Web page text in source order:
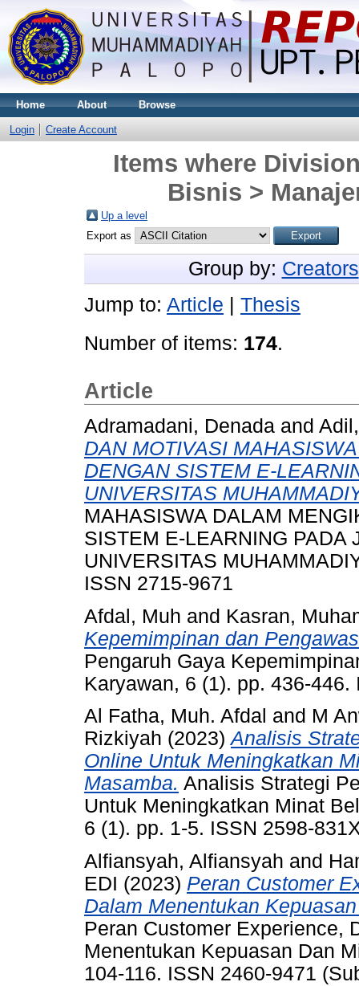
Home About Browse
Login Create Account
Items where
Bisnis >
Up a level
Export as
Group by: Creators
Jump to: Article
Thesis
Number of items: 174.
Article
Adramadani, Denada and
DAN MOTIVASI
DENGAN SISTEM E-
UNIVERSITAS
MAHASISWA DALAM
SISTEM E-LEARNING PADA
UNIVERSITAS
ISSN 2715-9671
Afdal, Muh and Kasran,
Kepemimpinan dan
Pengaruh Gaya
Karyawan, 6 (1). pp. 436-446.
Al Fatha, Muh. Afdal and M
Rizkiyah (2023)Analisis
Online Untuk Meningkatkan
Masamba. Analisis Strategi
Untuk Meningkatkan Minat
6 (1). pp. 1-5. ISSN 2598-
Alfiansyah, Alfiansyah and
EDI (2023) Peran Customer
Dalam Menentukan
Peran Customer Experience,
Menentukan Kepuasan Dan
104-116. ISSN 2460-9471